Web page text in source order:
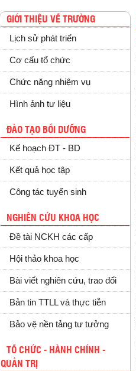
GIỚI THIỆU VỀ TRƯỜNG
Lịch sử phát triển
Cơ cấu tổ chức
Chức năng nhiệm vụ
Hình ảnh tư liệu
ĐÀO TẠO BỒI DƯỠNG
Kế hoạch ĐT - BD
Kết quả học tập
Công tác tuyển sinh
NGHIÊN CỨU KHOA HỌC
Đề tài NCKH các cấp
Hội thảo khoa học
Bài viết nghiên cứu, trao đổi
Bản tin TTLL và thực tiễn
Bảo vệ nền tảng tư tưởng
TỔ CHỨC - HÀNH CHÍNH -
QUẢN TRỊ